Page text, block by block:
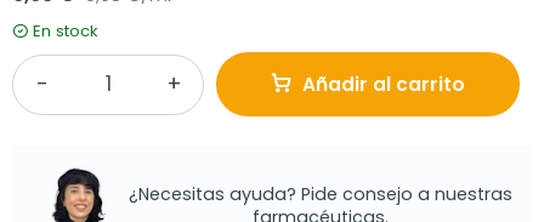
En stock
Añadir al carrito
¿Necesitas ayuda? Pide consejo a nuestras
farmacéuticas.